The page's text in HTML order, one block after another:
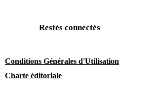
Restés connectés
Conditions Générales d'Utilisation
Charte éditoriale